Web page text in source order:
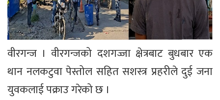
वीरगन्ज । वीरगन्जको दशगज्जा क्षेत्रबाट बुधबार एक
थान नलकटुवा पेस्तोल सहित सशस्त्र प्रहरीले दुई जना
युवकलाई पक्राउ गरेको छ ।